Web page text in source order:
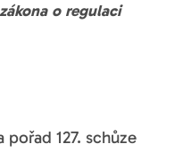
zákona o regulaci
127. schůze